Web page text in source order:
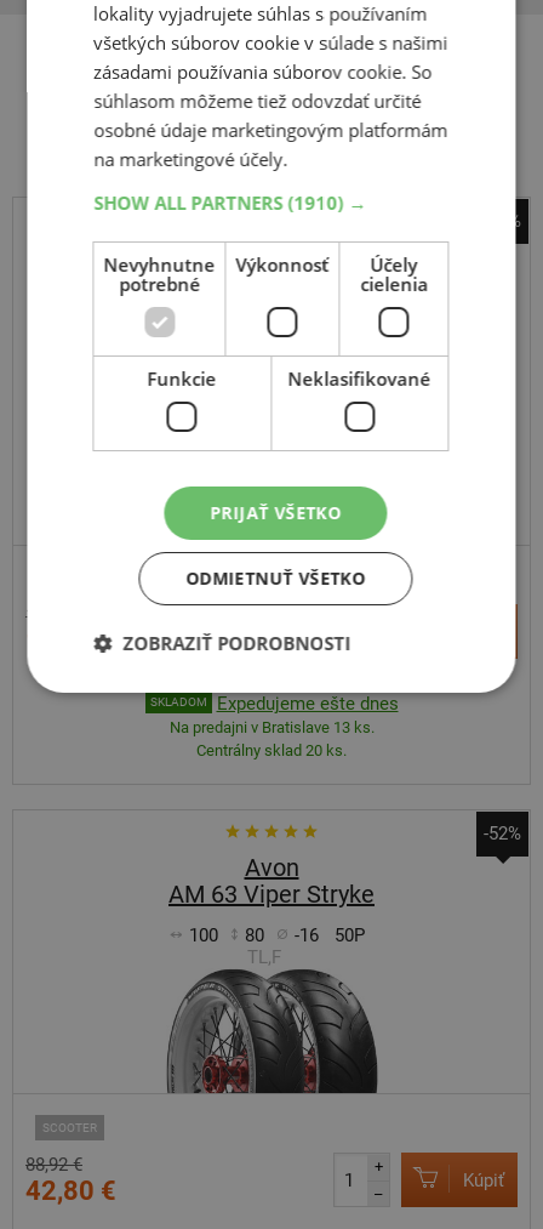
Súvisiace produkty
-19%
Michelin
duše 16MF
MOTOCYKL A SCOOTER
19,68 €
16,00 €
SKLADOM Expedujeme ešte dnes
Na predajni v Bratislave 13 ks.
Centrálny sklad 20 ks.
-52%
Avon
AM 63 Viper Stryke
100 80 -16
50P
TL,F
SCOOTER
88,92 €
42,80 €
+
–
Kúpiť
lokality vyjadrujete súhlas s používaním
všetkých súborov cookie v súlade s našimi
zásadami používania súborov cookie. So
súhlasom môžeme tiež odovzdať určité
osobné údaje marketingovým platformám
na marketingové účely.
SHOW ALL PARTNERS(1910) →
Nevyhnutne
potrebné
Výkonnosť
Účely
cielenia
Funkcie Neklasifikované
PRIJAŤ VŠETKO
ODMIETNUŤ VŠETKO
ZOBRAZIŤ PODROBNOSTI